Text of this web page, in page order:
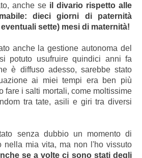
anche se il divario rispetto alle
dieci giorni di paternità
sette) mesi di maternità!
anche la gestione autonoma del
potuto usufruire quindici anni fa
è diffuso adesso, sarebbe stato
ai miei tempi era ben più
fare i salti mortali, come moltissime
tra tate, asili e giri tra diversi
senza dubbio un momento di
nella mia vita, ma non l'ho vissuto
se a volte ci sono stati degli